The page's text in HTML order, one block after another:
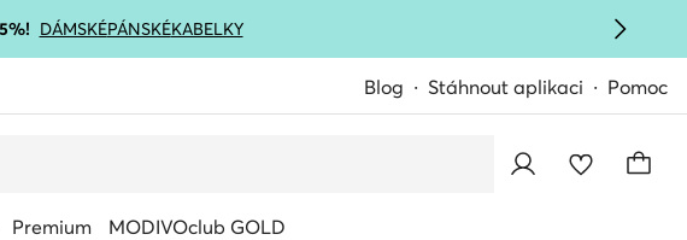
DÁMSKÉPÁNSKÉKABELKY
Blog Stáhnout aplikaci Pomoc
Premium MODIVOclub GOLD